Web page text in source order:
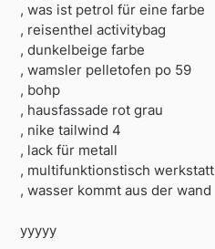
, was ist petrol für eine farbe
, reisenthel activitybag
, dunkelbeige farbe
, wamsler pelletofen po 59
, bohp
, hausfassade rot grau
, nike tailwind 4
, lack für metall
, multifunktionstisch werkstatt
, wasser kommt aus der wand
yyyyy